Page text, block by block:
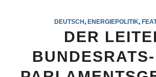
DEUTSCH, ENERGIEPOLITIK,
DER